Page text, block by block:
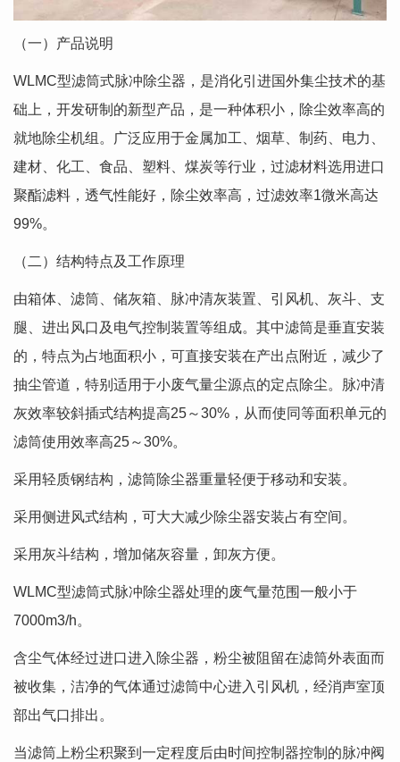
（一）产品说明
WLMC型滤筒式脉冲除尘器，是消化引进国外集尘技术的基
础上，开发研制的新型产品，是一种体积小，除尘效率高的
就地除尘机组。广泛应用于金属加工、烟草、制药、电力、
建材、化工、食品、塑料、煤炭等行业，过滤材料选用进口
聚酯滤料，透气性能好，除尘效率高，过滤效率1微米高达
99%。
（二）结构特点及工作原理
由箱体、滤筒、储灰箱、脉冲清灰装置、引风机、灰斗、支
腿、进出风口及电气控制装置等组成。其中滤筒是垂直安装
的，特点为占地面积小，可直接安装在产出点附近，减少了
抽尘管道，特别适用于小废气量尘源点的定点除尘。脉冲清
灰效率较斜插式结构提高25～30%，从而使同等面积单元的
滤筒使用效率高25～30%。
采用轻质钢结构，滤筒除尘器重量轻便于移动和安装。
采用侧进风式结构，可大大减少除尘器安装占有空间。
采用灰斗结构，增加储灰容量，卸灰方便。
WLMC型滤筒式脉冲除尘器处理的废气量范围一般小于
7000m3/h。
含尘气体经过进口进入除尘器，粉尘被阻留在滤筒外表面而
被收集，洁净的气体通过滤筒中心进入引风机，经消声室顶
部出气口排出。
当滤筒上粉尘积聚到一定程度后由时间控制器控制的脉冲阀